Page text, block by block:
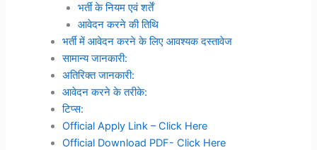
भर्ती के नियम एवं शर्तें
आवेदन करने की तिथि
भर्ती में आवेदन करने के लिए आवश्यक दस्तावेज
सामान्य जानकारी:
अतिरिक्त जानकारी:
आवेदन करने के तरीके:
टिप्स:
Official Apply Link – Click Here
Official Download PDF- Click Here